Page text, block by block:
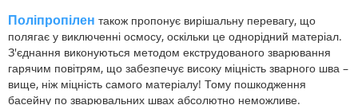
Поліпропілен також пропонує вирішальну перевагу, що
полягає у виключенні осмосу, оскільки це однорідний матеріал.
З'єднання виконуються методом екструдованого зварювання
гарячим повітрям, що забезпечує високу міцність зварного шва –
вище, ніж міцність самого матеріалу! Тому пошкодження
басейну по зварювальних швах абсолютно неможливе.